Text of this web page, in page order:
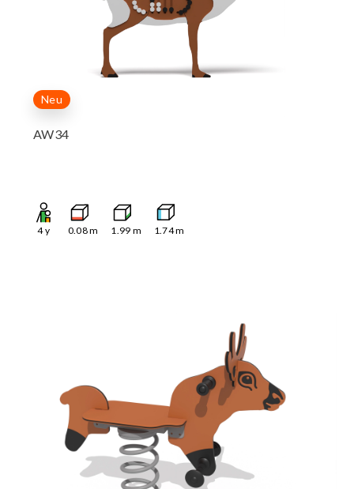
Neu
AW34
4y 0.08m 1.99 m 1.74m